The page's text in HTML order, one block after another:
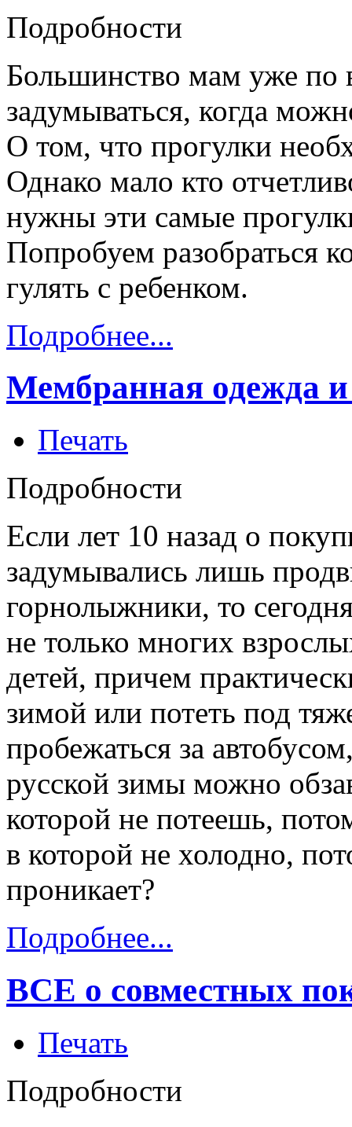
Подробности
Большинство мам уже по
задумываться, когда
О том, что прогулки
Однако мало кто
нужны эти самые
Попробуем разобраться
гулять с ребенком.
Подробнее...
Мембранная одежда и
Печать
Подробности
Если лет 10 назад о
задумывались лишь
горнолыжники, то
не только многих
детей, причем
зимой или потеть под
пробежаться за
русской зимы можно
которой не потеешь,
в которой не холодно,
проникает?
Подробнее...
ВСЕ о совместных
Печать
Подробности